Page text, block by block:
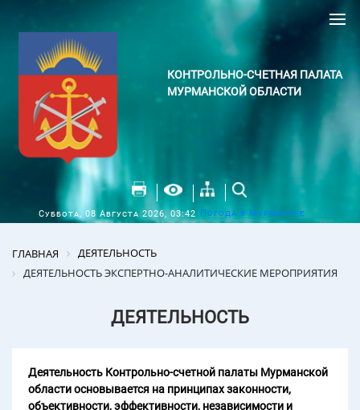
КОНТРОЛЬНО-СЧЕТНАЯ ПАЛАТА
МУРМАНСКОЙ ОБЛАСТИ
Суббота, 08 Августа 2026, 03:42 Погода в Мурманске
ГЛАВНАЯ
ДЕЯТЕЛЬНОСТЬ
ДЕЯТЕЛЬНОСТЬ ЭКСПЕРТНО-АНАЛИТИЧЕСКИЕ МЕРОПРИЯТИЯ
ДЕЯТЕЛЬНОСТЬ
Деятельность Контрольно-счетной палаты Мурманской
области основывается на принципах законности,
объективности, эффективности, независимости и